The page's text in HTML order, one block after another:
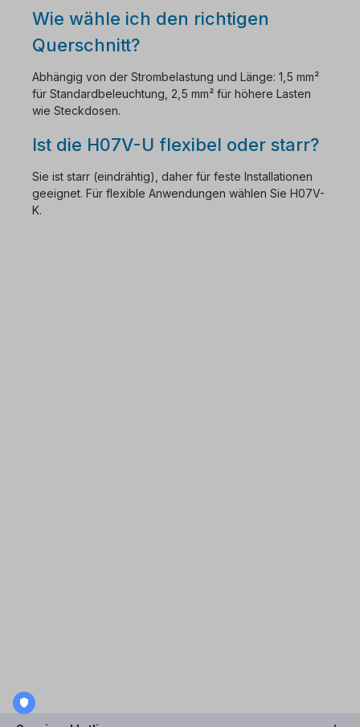
Wie wähle ich den richtigen
Querschnitt?
Abhängig von der Strombelastung und Länge: 1,5 mm²
für Standardbeleuchtung, 2,5 mm² für höhere Lasten
wie Steckdosen.
Ist die H07V-U flexibel oder starr?
Sie ist starr (eindrähtig), daher für feste Installationen
geeignet. Für flexible Anwendungen wählen Sie H07V-
K.